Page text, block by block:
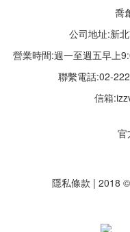
喬
公司地址:新
營業時間:週一至週五早
聯繫電話:02-
信箱:
官
隱私條款 | 2018